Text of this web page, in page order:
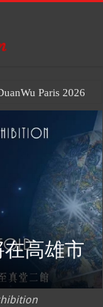
Paris 2026
在高雄市